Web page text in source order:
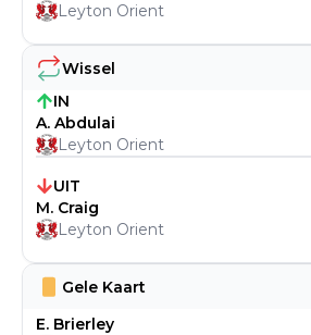
Gele Kaart
E. Brierley
Wissel
IN
A. Abdulai
Leyton Orient
UIT
M. Craig
Leyton Orient
Leyton Orient